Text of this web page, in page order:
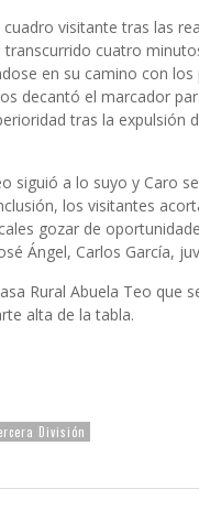
visitante tras las
cuatro
en su camino con
decantó el marcador
tras la expulsión
siguió a lo suyo y Caro
los visitantes
gozar de
Ángel, Carlos García,
Rural Abuela Teo que
alta de la tabla.
División